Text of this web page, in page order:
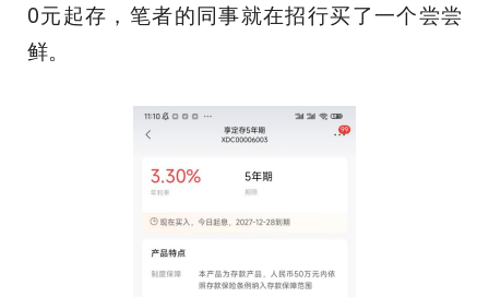
0元起存，笔者的同事就在招行买了一个尝尝
鲜。